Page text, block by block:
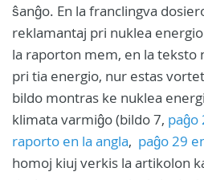
ŝanĝo. En la franclingva
reklamantaj pri nuklea
la raporton mem, en la teksto
pri tia energio, nur estas
bildo montras ke nuklea
klimata varmiĝo (bildo 7, paĝo
raporto en la angla, paĝo 29
homoj kiuj verkis la artikolon